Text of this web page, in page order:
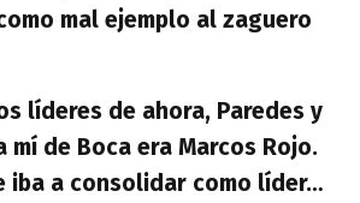
mal ejemplo al zaguero
líderes de ahora, Paredes y
de Boca era Marcos Rojo.
iba a consolidar como líder…